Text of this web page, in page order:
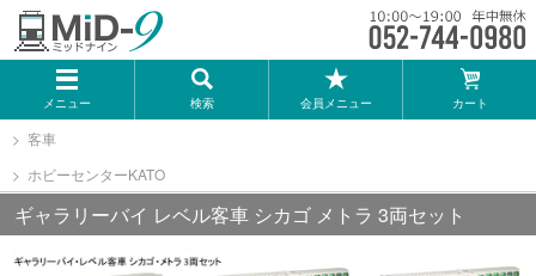
メニュー 検索 会員メニュー カート
メーカー一覧
TOMIX
KATO
GREENMAX
客車
ホビーセンターKATO
ギャラリーバイ レベル客車 シカゴ メトラ 3両セット